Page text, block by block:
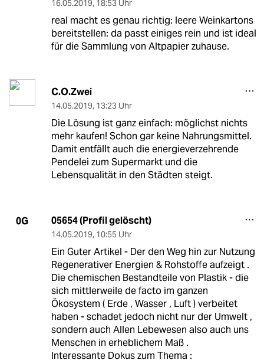
16.05.2019, 18:53 Uhr
real macht es genau richtig: leere Weinkartons
bereitstellen: da passt einiges rein und ist ideal
für die Sammlung von Altpapier zuhause.
C.O.Zwei
14.05.2019, 13:23 Uhr
Die Lösung ist ganz einfach: möglichst nichts
mehr kaufen! Schon gar keine Nahrungsmittel.
Damit entfällt auch die energieverzehrende
Pendelei zum Supermarkt und die
Lebensqualität in den Städten steigt.
0G 05654 (Profil gelöscht)
14.05.2019, 10:55 Uhr
Ein Guter Artikel - Der den Weg hin zur Nutzung
Regenerativer Energien & Rohstoffe aufzeigt .
Die chemischen Bestandteile von Plastik - die
sich mittlerweile de facto im ganzen
Ökosystem ( Erde , Wasser , Luft ) verbeitet
haben - schadet jedoch nicht nur der Umwelt ,
sondern auch Allen Lebewesen also auch uns
Menschen in erheblichem Maß .
Interessante Dokus zum Thema :